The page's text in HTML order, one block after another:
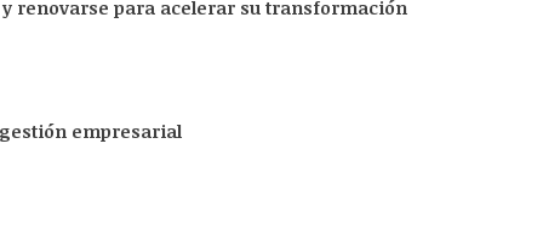
renovarse para acelerar su transformación
empresarial